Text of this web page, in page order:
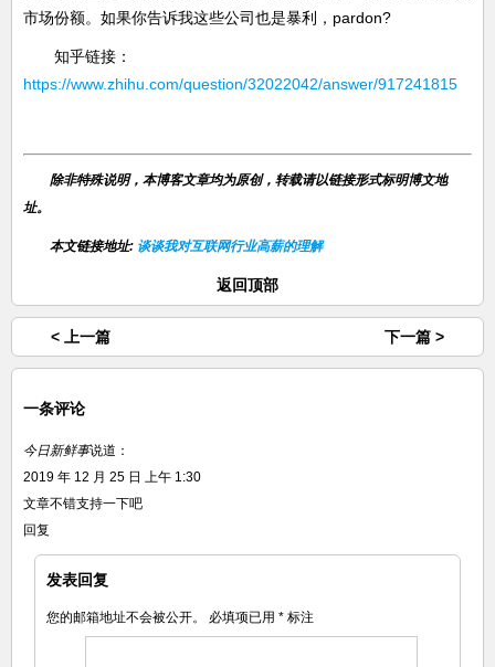
市场份额。如果你告诉我这些公司也是暴利，pardon?
知乎链接：
https://www.zhihu.com/question/32022042/answer/917241815
除非特殊说明，本博客文章均为原创，转载请以链接形式标明博文地
址。
本文链接地址: 谈谈我对互联网行业高薪的理解
返回顶部
< 上一篇 下一篇 >
一条评论
今日新鲜事说道：
2019 年 12 月 25 日 上午 1:30
文章不错支持一下吧
回复
发表回复
您的邮箱地址不会被公开。 必填项已用 * 标注